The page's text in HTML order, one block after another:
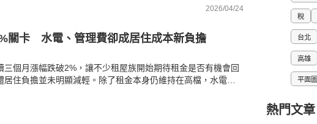
2026/04/24
關卡 水電、管理費卻成居住成本新負擔
個月漲幅跌破2%，讓不少租屋族開始期待租金是否有機會回
居住負擔並未明顯減輕。除了租金本身仍維持在高檔，水電
稅
台北
高雄
平面圖
熱門文章